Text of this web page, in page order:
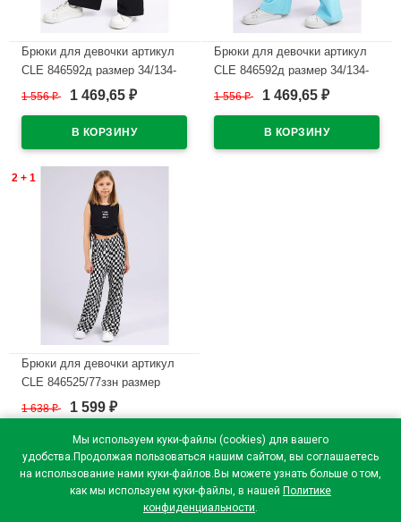
Мы используем куки-файлы (cookies) для вашего
удобства.Продолжая пользоваться нашим сайтом, вы соглашаетесь
на использование нами куки-файлов.Вы можете узнать больше о том,
как мы используем куки-файлы, в нашей Политике
конфиденциальности.
Брюки для девочки артикул
CLE 846592д размер 34/134-
42/158 цвет черный
1 556₽ 1 469,65 ₽
Брюки для девочки артикул
CLE 846592д размер 34/134-
42/158 цвет голубой
1 556₽ 1 469,65 ₽
2 + 1
Брюки для девочки артикул
CLE 846525/77ззн размер
34/134-42/158 цвет черный
В наличии
1 638₽ 1 599 ₽